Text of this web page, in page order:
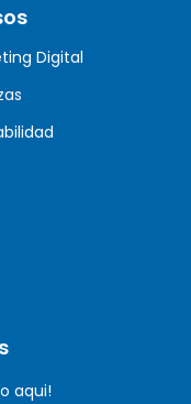
Digital
aqui!